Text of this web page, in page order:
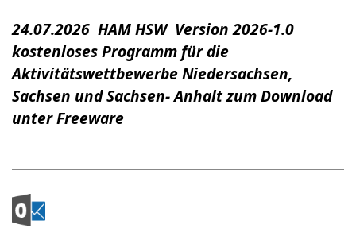
24.07.2026 HAM HSW Version 2026-1.0
kostenloses Programm für die
Aktivitätswettbewerbe Niedersachsen,
Sachsen und Sachsen- Anhalt zum Download
unter Freeware